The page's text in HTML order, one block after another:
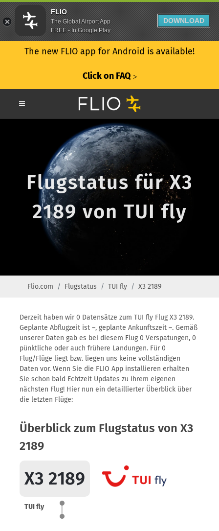
The new FLIO app for Android is available!
Click on FAQ ᐳ
Flugstatus für X3
2189 von TUI fly
Flio.com Flugstatus TUI fly X3 2189
Derzeit haben wir 0 Datensätze zum TUI fly Flug X3 2189.
Geplante Abflugzeit ist –, geplante Ankunftszeit –. Gemäß
unserer Daten gab es bei diesem Flug 0 Verspätungen, 0
pünktliche oder auch frühere Landungen. Für 0
Flug/Flüge liegt bzw. liegen uns keine vollständigen
Daten vor. Wenn Sie die FLIO App installieren erhalten
Sie schon bald Echtzeit Updates zu Ihrem eigenen
nächsten Flug! Hier nun ein detaillierter Überblick über
die letzten Flüge:
Überblick zum Flugstatus von X3
2189
X3 2189
TUI fly
FLIO
The Global Airport App
FREE - In Google Play
DOWNLOAD